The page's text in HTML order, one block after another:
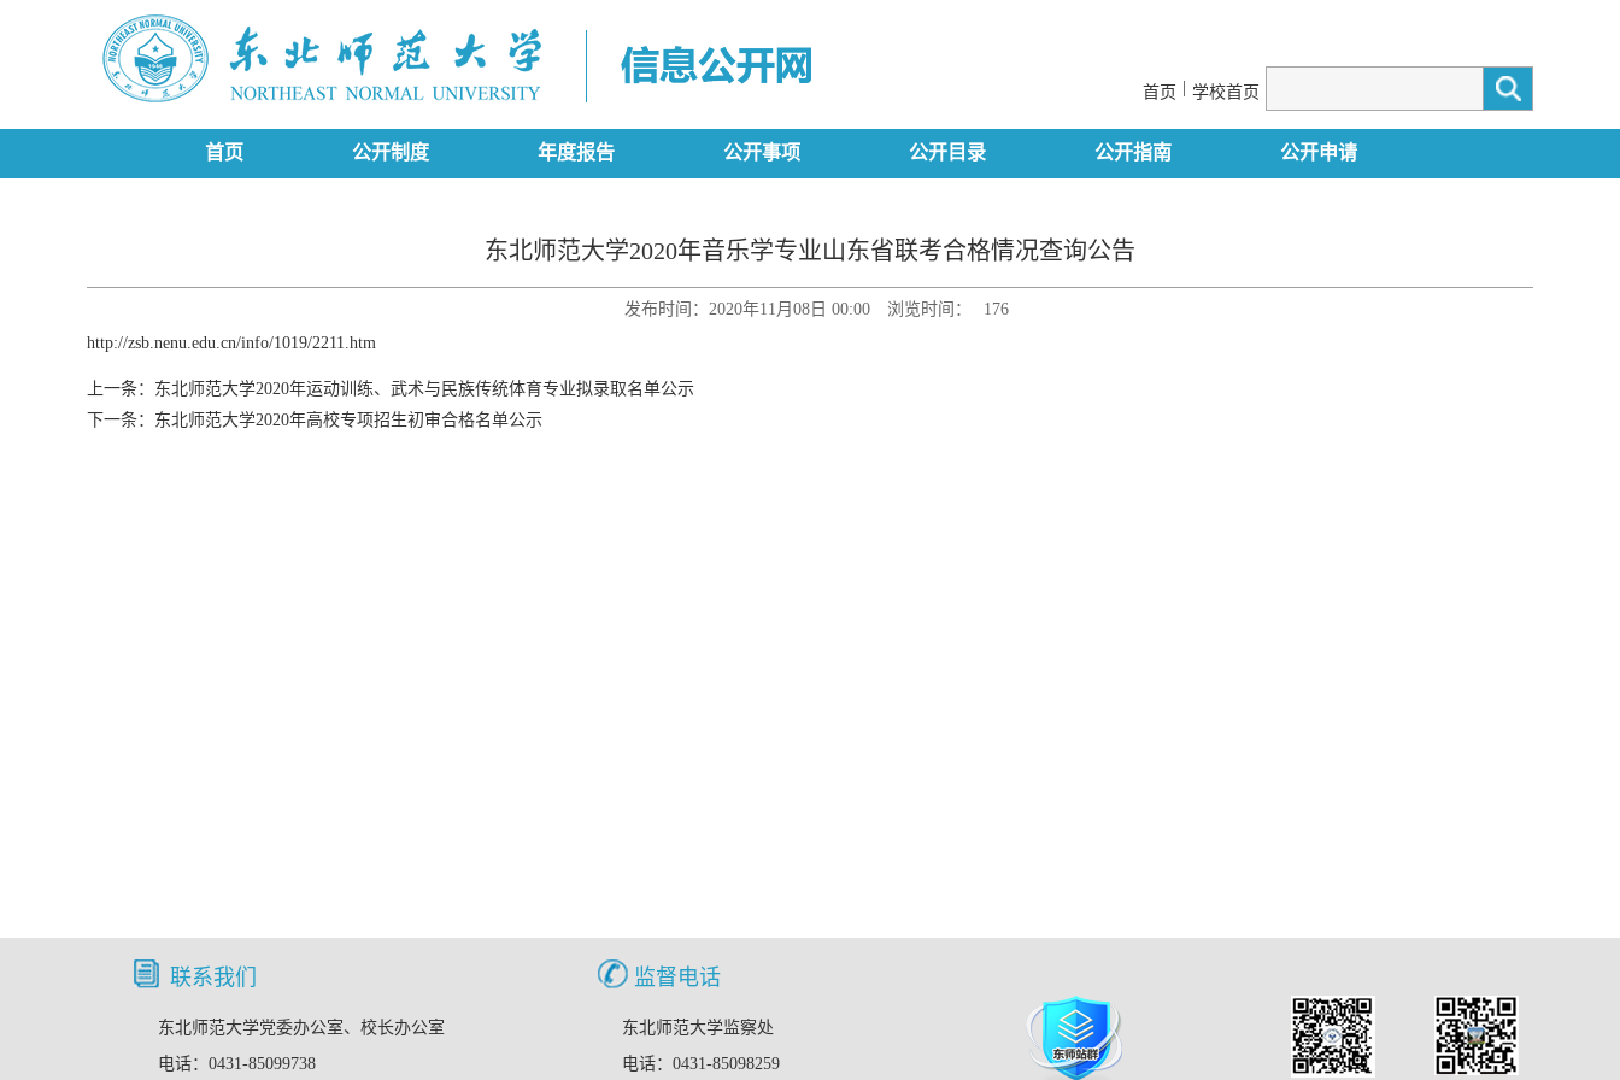
首页 学校首页
首页 公开制度 年度报告 公开事项 公开目录 公开指南 公开申请
东北师范大学2020年音乐学专业山东省联考合格情况查询公告
发布时间：2020年11月08日 00:00 浏览时间：
176
http://zsb.nenu.edu.cn/info/1019/2211.htm
上一条： 东北师范大学2020年运动训练、武术与民族传统体育专业拟录取名单公示
下一条： 东北师范大学2020年高校专项招生初审合格名单公示
联系我们
东北师范大学党委办公室、校长办公室
电话：0431-85099738
监督电话
东北师范大学监察处
电话：0431-85098259